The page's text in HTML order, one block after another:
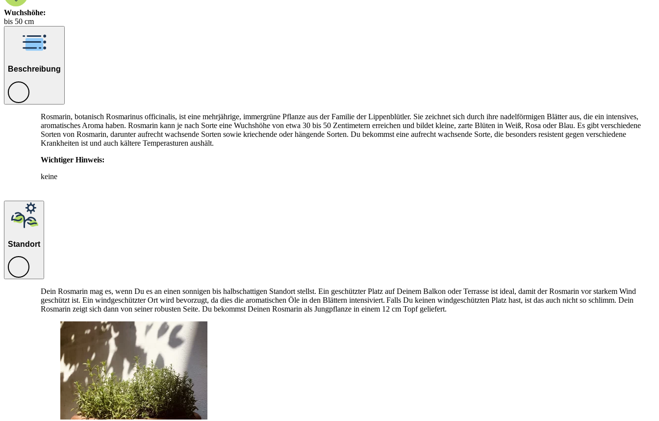
Wuchshöhe:
bis 50 cm
Beschreibung
Rosmarin, botanisch Rosmarinus officinalis, ist eine mehrjährige, immergrüne Pflanze aus der Familie der Lippenblütler. Sie zeichnet sich durch ihre nadelförmigen Blätter aus, die ein intensives,
aromatisches Aroma haben. Rosmarin kann je nach Sorte eine Wuchshöhe von etwa 30 bis 50 Zentimetern erreichen und bildet kleine, zarte Blüten in Weiß, Rosa oder Blau. Es gibt verschiedene
Sorten von Rosmarin, darunter aufrecht wachsende Sorten sowie kriechende oder hängende Sorten. Du bekommst eine aufrecht wachsende Sorte, die besonders resistent gegen verschiedene
Krankheiten ist und auch kältere Temperasturen aushält.
Wichtiger Hinweis:
keine
Standort
Dein Rosmarin mag es, wenn Du es an einen sonnigen bis halbschattigen Standort stellst. Ein geschützter Platz auf Deinem Balkon oder Terrasse ist ideal, damit der Rosmarin vor starkem Wind
geschützt ist. Ein windgeschützter Ort wird bevorzugt, da dies die aromatischen Öle in den Blättern intensiviert. Falls Du keinen windgeschützten Platz hast, ist das auch nicht so schlimm. Dein
Rosmarin zeigt sich dann von seiner robusten Seite. Du bekommst Deinen Rosmarin als Jungpflanze in einem 12 cm Topf geliefert.